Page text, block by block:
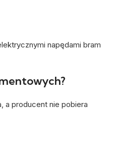
napędami bram
a producent nie pobiera